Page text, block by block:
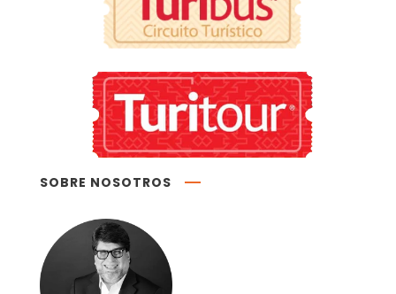
SOBRE NOSOTROS